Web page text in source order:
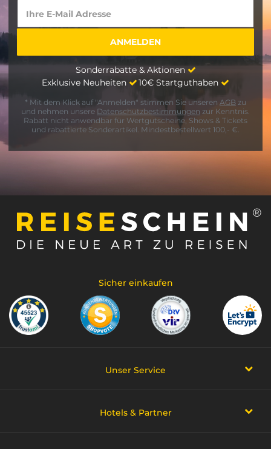
Sonderrabatte & Aktionen
Exklusive Neuheiten
10€ Startguthaben
* Mit dem Klick auf "Anmelden" stimmen Sie unseren AGB zu
und nehmen unsere Datenschutzbestimmungen zur Kenntnis.
Rabatt nicht anwendbar für Wertgutscheine, Shows & Tickets
und rabattierte Sonderartikel. Mindestbestellwert 100,- €.
Sicher einkaufen
Unser Service
Hotels & Partner